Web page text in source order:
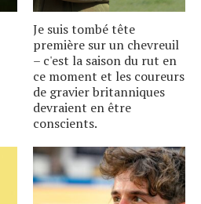
Je suis tombé tête
première sur un chevreuil
– c'est la saison du rut en
ce moment et les coureurs
de gravier britanniques
devraient en être
conscients.